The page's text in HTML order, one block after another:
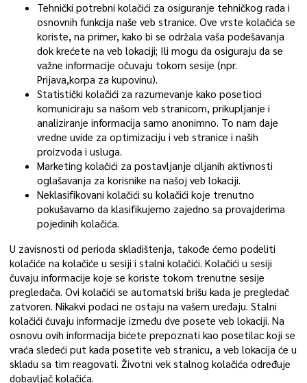
Tehnički potrebni kolačići za osiguranje tehničkog rada i
osnovnih funkcija naše veb stranice. Ove vrste kolačića se
koriste, na primer, kako bi se održala vaša podešavanja
dok krećete na veb lokaciji; Ili mogu da osiguraju da se
važne informacije očuvaju tokom sesije (npr.
Prijava,korpa za kupovinu).
Statistički kolačići za razumevanje kako posetioci
komuniciraju sa našom veb stranicom, prikupljanje i
analiziranje informacija samo anonimno. To nam daje
vredne uvide za optimizaciju i veb stranice i naših
proizvoda i usluga.
Marketing kolačići za postavljanje ciljanih aktivnosti
oglašavanja za korisnike na našoj veb lokaciji.
Neklasifikovani kolačići su kolačići koje trenutno
pokušavamo da klasifikujemo zajedno sa provajderima
pojedinih kolačića.
U zavisnosti od perioda skladištenja, takođe ćemo podeliti
kolačiće na kolačiće u sesiji i stalni kolačići. Kolačići u sesiji
čuvaju informacije koje se koriste tokom trenutne sesije
pregledača. Ovi kolačići se automatski brišu kada je pregledač
zatvoren. Nikakvi podaci ne ostaju na vašem uređaju. Stalni
kolačići čuvaju informacije između dve posete veb lokaciji. Na
osnovu ovih informacija bićete prepoznati kao posetilac koji se
vraća sledeći put kada posetite veb stranicu, a veb lokacija će u
skladu sa tim reagovati. Životni vek stalnog kolačića određuje
dobavljač kolačića.